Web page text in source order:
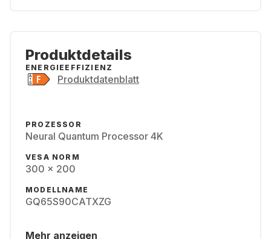
Produktdetails
ENERGIEEFFIZIENZ
Produktdatenblatt
PROZESSOR
Neural Quantum Processor 4K
VESA NORM
300 x 200
MODELLNAME
GQ65S90CATXZG
Mehr anzeigen